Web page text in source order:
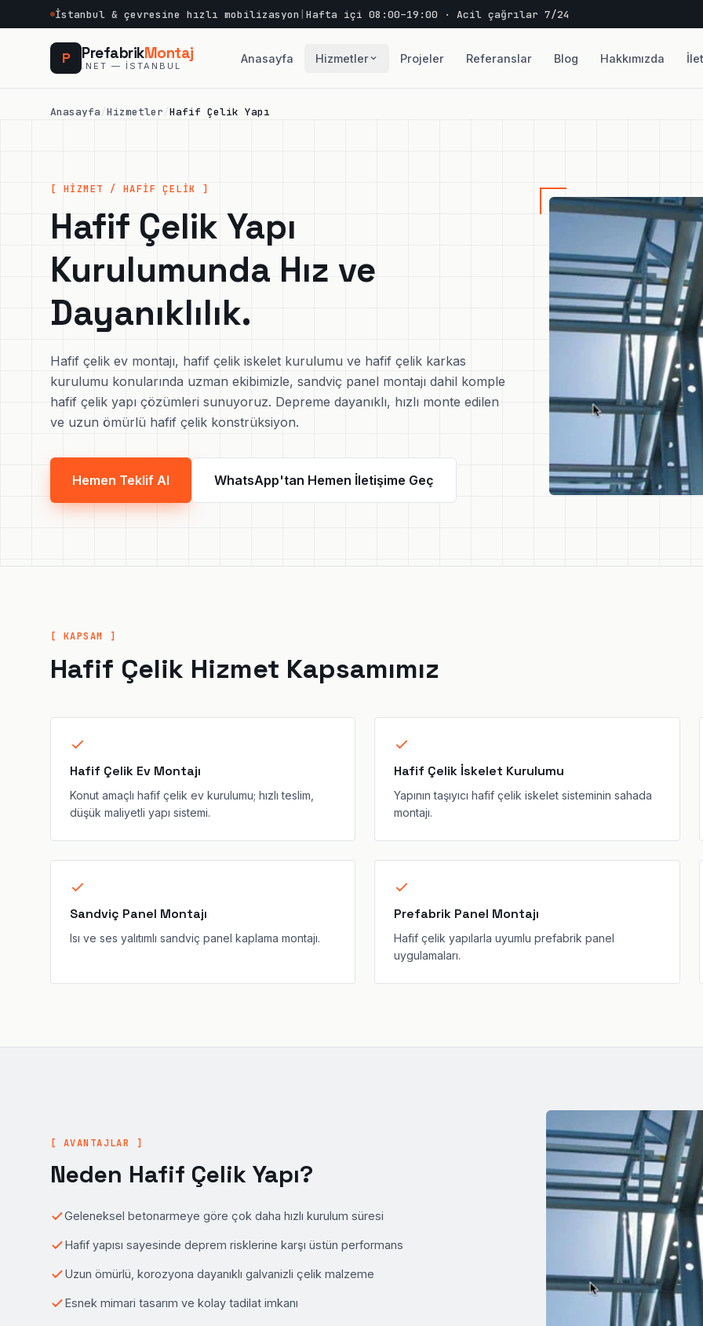
İstanbul & çevresine hızlı mobilizasyon Hafta içi 08:00–19:00 · Acil çağrılar 7/24
P PrefabrikMontaj
.NET — İSTANBUL
Anasayfa Hizmetler Projeler Referanslar Blog Hakkımızda
Anasayfa/Hizmetler/Hafif Çelik Yapı
[ HİZMET / HAFİF ÇELİK ]
Hafif Çelik Yapı
Kurulumunda Hız ve
Dayanıklılık.
Hafif çelik ev montajı, hafif çelik iskelet kurulumu ve hafif çelik karkas
kurulumu konularında uzman ekibimizle, sandviç panel montajı dahil komple
hafif çelik yapı çözümleri sunuyoruz. Depreme dayanıklı, hızlı monte edilen
ve uzun ömürlü hafif çelik konstrüksiyon.
Hemen Teklif Al WhatsApp'tan Hemen İletişime Geç
[ KAPSAM ]
Hafif Çelik Hizmet Kapsamımız
Hafif Çelik Ev Montajı
Konut amaçlı hafif çelik ev kurulumu; hızlı teslim,
düşük maliyetli yapı sistemi.
Hafif Çelik İskelet Kurulumu
Yapının taşıyıcı hafif çelik iskelet sisteminin sahada
montajı.
Sandviç Panel Montajı
Isı ve ses yalıtımlı sandviç panel kaplama montajı.
Prefabrik Panel Montajı
Hafif çelik yapılarla uyumlu prefabrik panel
uygulamaları.
[ AVANTAJLAR ]
Neden Hafif Çelik Yapı?
Geleneksel betonarmeye göre çok daha hızlı kurulum süresi
Hafif yapısı sayesinde deprem risklerine karşı üstün performans
Uzun ömürlü, korozyona dayanıklı galvanizli çelik malzeme
Esnek mimari tasarım ve kolay tadilat imkanı